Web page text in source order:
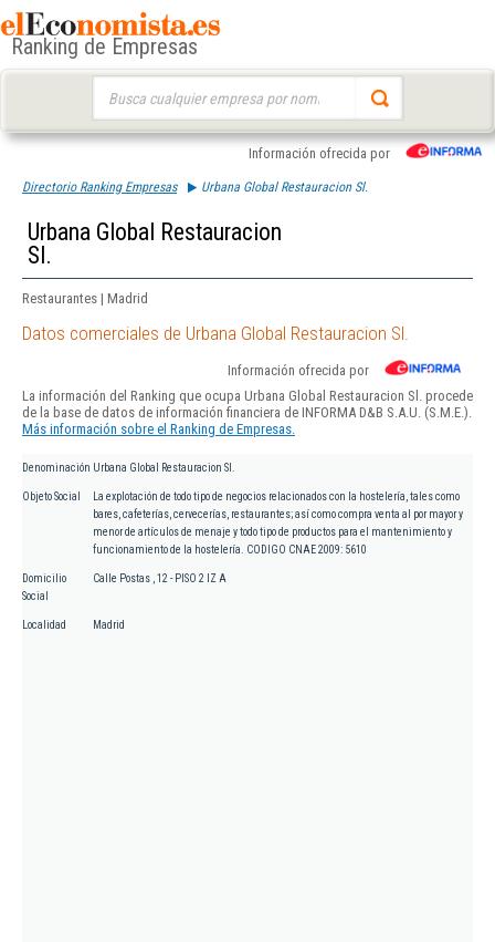
Ranking de Empresas
Información ofrecida por
Directorio Ranking Empresas Urbana Global Restauracion Sl.
Urbana Global Restauracion
Sl.
Restaurantes | Madrid
Datos comerciales de Urbana Global Restauracion Sl.
Información ofrecida por
La información del Ranking que ocupa Urbana Global Restauracion Sl. procede
de la base de datos de información financiera de INFORMA D&B S.A.U. (S.M.E.).
Más información sobre el Ranking de Empresas.
Denominación Urbana Global Restauracion Sl.
Objeto Social
La explotación de todo tipo de negocios relacionados con la hostelería, tales como
bares, cafeterías, cervecerías, restaurantes; así como compra venta al por mayor y
menor de artículos de menaje y todo tipo de productos para el mantenimiento y
funcionamiento de la hostelería. CODIGO CNAE 2009: 5610
Domicilio
Social
Calle Postas , 12 - PISO 2 IZ A
Localidad Madrid